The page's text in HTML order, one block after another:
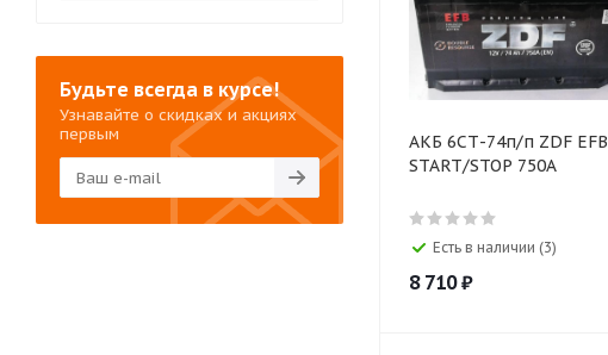
АКБ 6СТ-74п/п ZDF EFB
START/STOP 750A
Есть в наличии (3)
8 710₽
Будьте всегда в курсе!
Узнавайте о скидках и акциях
первым